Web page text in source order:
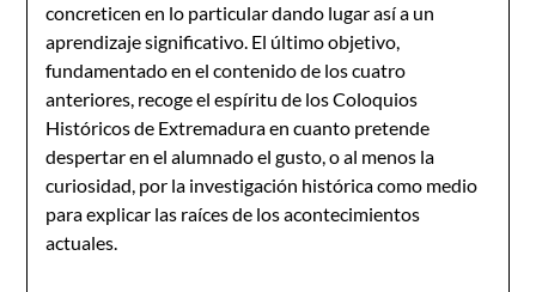
concreticen en lo particular dando lugar así a un
aprendizaje significativo. El último objetivo,
fundamentado en el contenido de los cuatro
anteriores, recoge el espíritu de los Coloquios
Históricos de Extremadura en cuanto pretende
despertar en el alumnado el gusto, o al menos la
curiosidad, por la investigación histórica como medio
para explicar las raíces de los acontecimientos
actuales.